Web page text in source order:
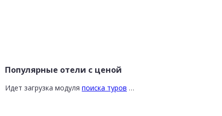
Популярные отели с ценой
Идет загрузка модуля поиска туров …